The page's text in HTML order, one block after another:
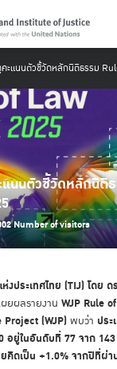
ะแนนตัวชี้วัดหลักนิติธรรม
นนตัวชี้วัดหลักนิติ
Number of visitors
ประเทศไทย (TIJ) โดย
ผยผลรายงาน WJP Rule
(WJP) พบว่า ปร
อยู่ในอันดับที่ 77 จาก 143
คิดเป็น +1.0% จากปีที่ผ่า